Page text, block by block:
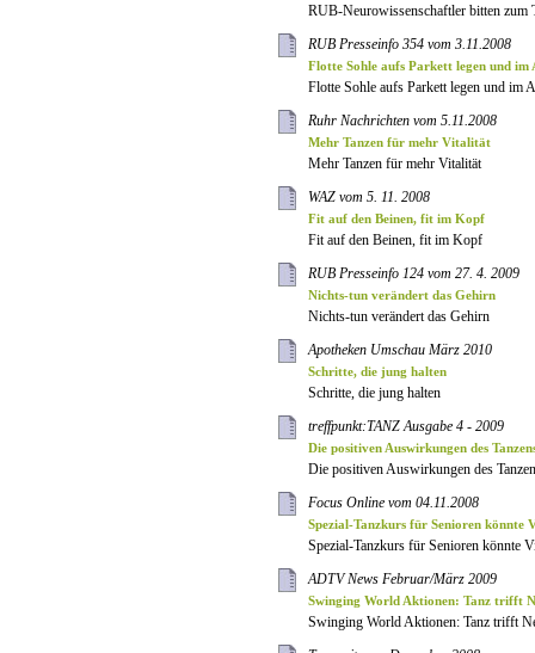
RUB-Neurowissenschaftler bitten zum
RUB Presseinfo 354 vom 3.11.2008
Flotte Sohle aufs Parkett legen und
Flotte Sohle aufs Parkett legen und im
Ruhr Nachrichten vom 5.11.2008
Mehr Tanzen für mehr Vitalität
Mehr Tanzen für mehr Vitalität
WAZ vom 5. 11. 2008
Fit auf den Beinen, fit im Kopf
Fit auf den Beinen, fit im Kopf
RUB Presseinfo 124 vom 27. 4. 2009
Nichts-tun verändert das Gehirn
Nichts-tun verändert das Gehirn
Apotheken Umschau März 2010
Schritte, die jung halten
Schritte, die jung halten
treffpunkt:TANZ Ausgabe 4 - 2009
Die positiven Auswirkungen des
Die positiven Auswirkungen des
Focus Online vom 04.11.2008
Spezial-Tanzkurs für Senioren könnte
Spezial-Tanzkurs für Senioren könnte
ADTV News Februar/März 2009
Swinging World Aktionen: Tanz trifft
Swinging World Aktionen: Tanz trifft